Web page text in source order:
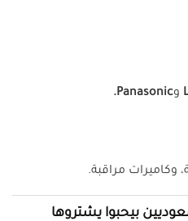
وPanasonic.
وكاميرات مراقبة.
بيحبوا يشتروها